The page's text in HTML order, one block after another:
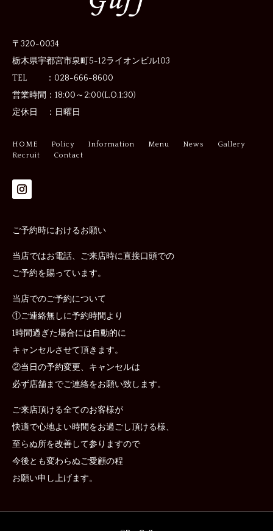
〒320-0034
栃木県宇都宮市泉町5-12ライオンビル103
TEL ：028-666-8600
営業時間： 18:00～2:00(L.O.1:30)
定休日 ： 日曜日
HOME Policy Information Menu News
Gallery
Recruit
Contact
ご予約時におけるお願い
当店ではお電話、ご来店時に直接口頭での
ご予約を賜っています。
当店でのご予約について
①ご連絡無しに予約時間より
1時間過ぎた場合には自動的に
キャンセルさせて頂きます。
②当日の予約変更、キャンセルは
必ず店舗までご連絡をお願い致します。
ご来店頂ける全てのお客様が
快適で心地よい時間をお過ごし頂ける様、
至らぬ所を改善して参りますので
今後とも変わらぬご愛顧の程
お願い申し上げます。